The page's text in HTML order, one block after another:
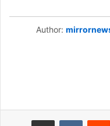
Author:
مشاركة عبر البريد